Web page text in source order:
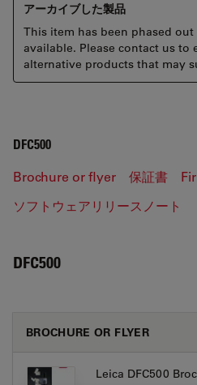
アーカイブした製品
This item has been phased
available. Please contact us to
alternative products that may
DFC500
Brochure or flyer 保証書
ソフトウェアリリースノート
DFC500
BROCHURE OR FLYER
Leica DFC500